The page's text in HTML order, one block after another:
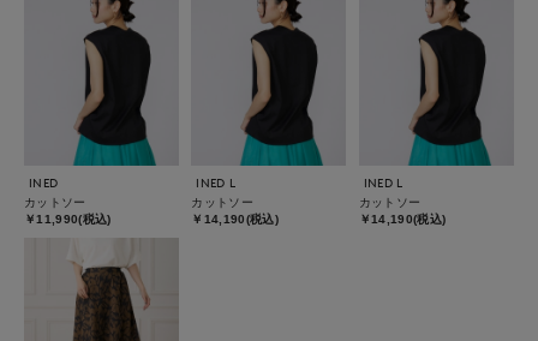
INED
カットソー
￥11,990(税込)
INED L
カットソー
￥14,190(税込)
INED L
カットソー
￥14,190(税込)